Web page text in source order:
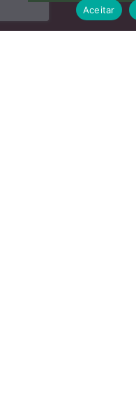
Aceitar